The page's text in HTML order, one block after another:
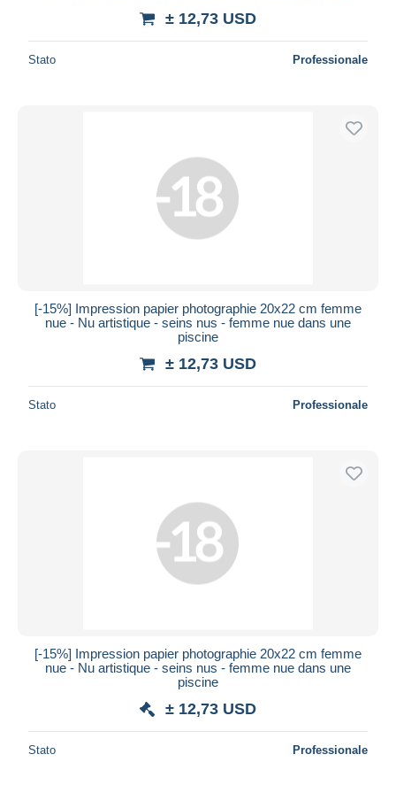
± 12,73 USD
Stato Professionale
[-15%] Impression papier photographie 20x22 cm femme
nue - Nu artistique - seins nus - femme nue dans une
piscine
± 12,73 USD
Stato Professionale
[-15%] Impression papier photographie 20x22 cm femme
nue - Nu artistique - seins nus - femme nue dans une
piscine
± 12,73 USD
Stato Professionale